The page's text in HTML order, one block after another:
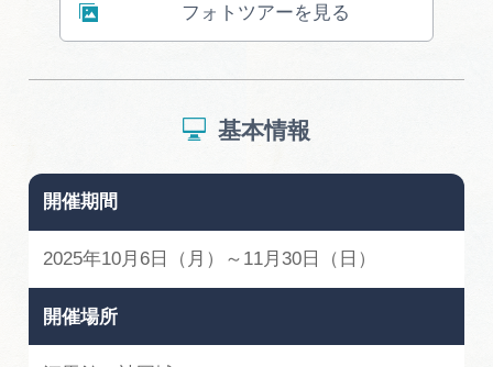
フォトツアーを見る
基本情報
開催期間
2025年10月6日（月）～11月30日（日）
開催場所